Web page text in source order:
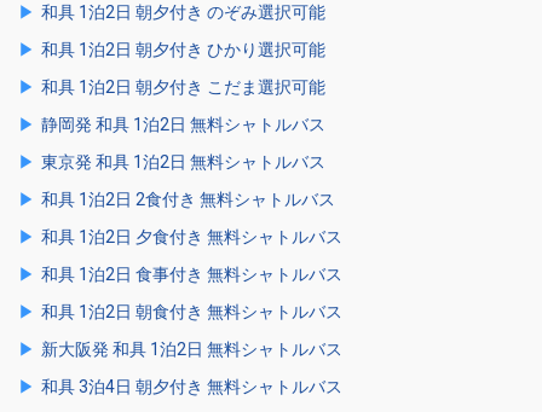
和具 1泊2日 朝夕付き のぞみ選択可能
和具 1泊2日 朝夕付き ひかり選択可能
和具 1泊2日 朝夕付き こだま選択可能
静岡発 和具 1泊2日 無料シャトルバス
東京発 和具 1泊2日 無料シャトルバス
和具 1泊2日 2食付き 無料シャトルバス
和具 1泊2日 夕食付き 無料シャトルバス
和具 1泊2日 食事付き 無料シャトルバス
和具 1泊2日 朝食付き 無料シャトルバス
新大阪発 和具 1泊2日 無料シャトルバス
和具 3泊4日 朝夕付き 無料シャトルバス